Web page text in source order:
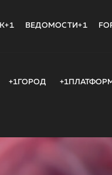
ВЕДОМОСТИ+1
+1ГОРОД